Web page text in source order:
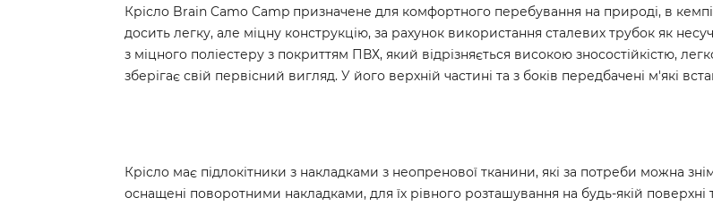
Крісло Brain Camo Camp призначене для комфортного перебування на природі, в
досить легку, але міцну конструкцію, за рахунок використання сталевих трубок як
з міцного поліестеру з покриттям ПВХ, який відрізняється високою зносостійкістю,
зберігає свій первісний вигляд. У його верхній частині та з боків передбачені м'які
Крісло має підлокітники з накладками з неопренової тканини, які за потреби можна
оснащені поворотними накладками, для їх рівного розташування на будь-якій поверхні